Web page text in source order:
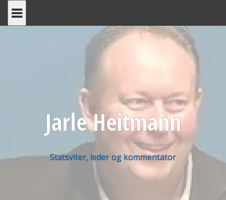
Jarle Heitmann
Statsviter, leder og kommentator